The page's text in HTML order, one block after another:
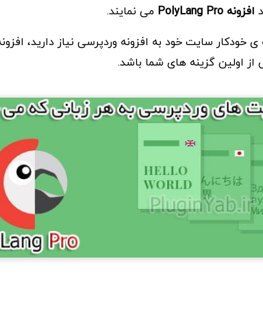
افزونه PolyLang Pro می نمایند.
خودکار سایت خود به افزونه وردپرسی نیاز دارید،
از اولین گزینه های شما باشد.